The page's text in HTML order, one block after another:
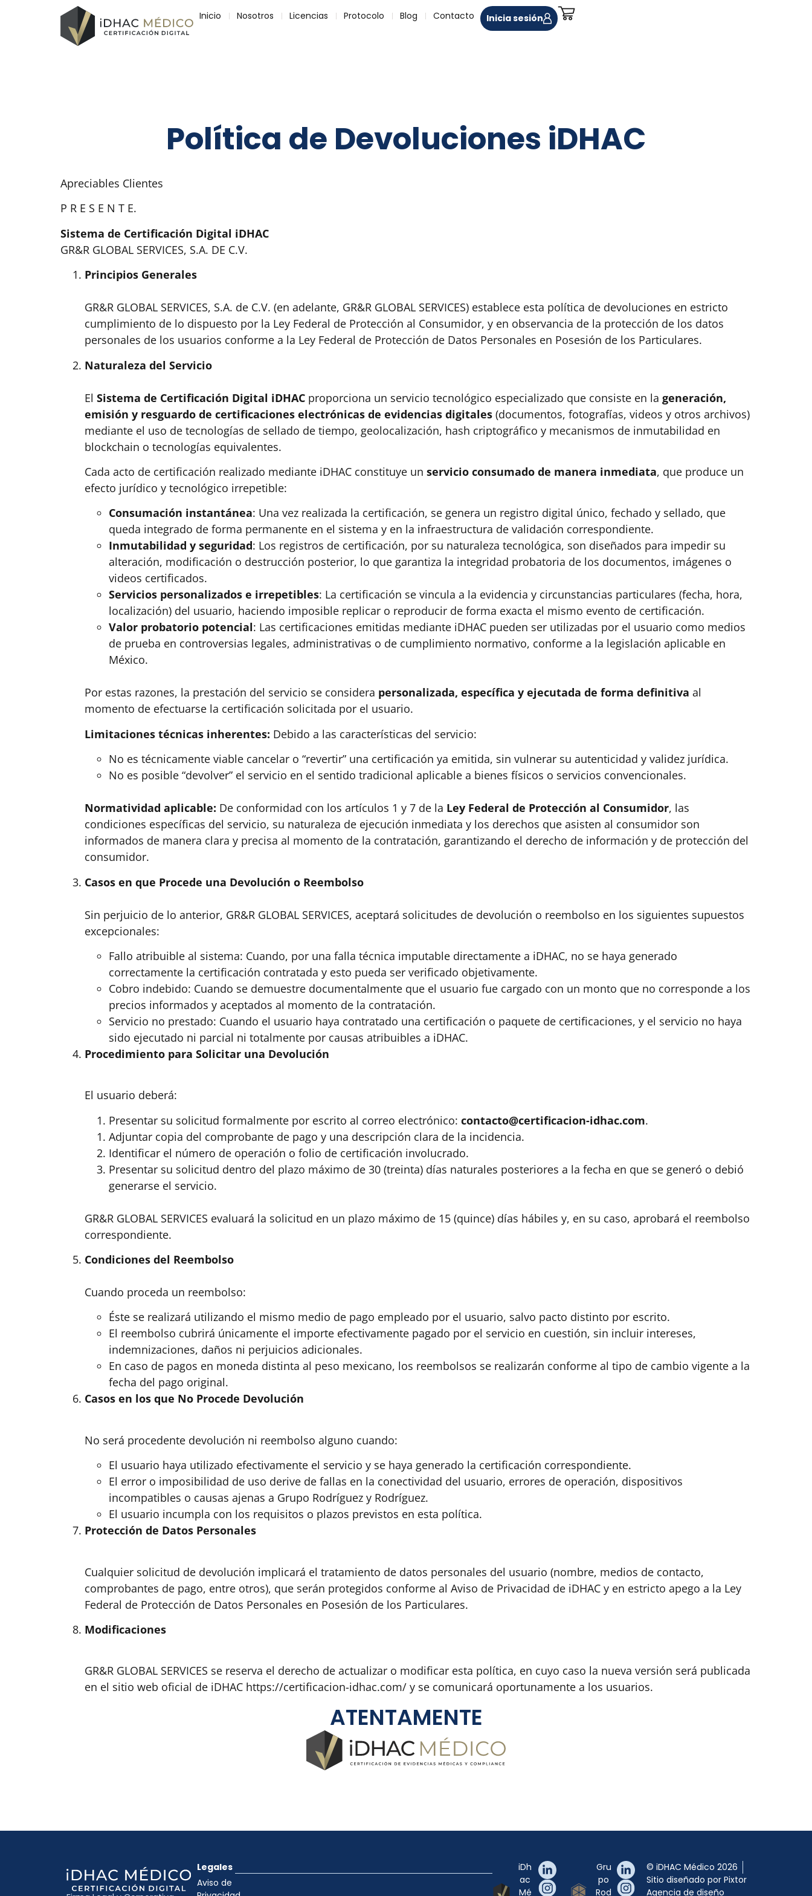
Inicio Nosotros Licencias Protocolo Blog Contacto Inicia sesión
Política de Devoluciones iDHAC
Apreciables Clientes
P R E S E N T E.
Sistema de Certificación Digital iDHAC
GR&R GLOBAL SERVICES, S.A. DE C.V.
Principios Generales
GR&R GLOBAL SERVICES, S.A. de C.V. (en adelante, GR&R GLOBAL SERVICES) establece esta política de devoluciones en estricto
cumplimiento de lo dispuesto por la Ley Federal de Protección al Consumidor​, y en observancia de la protección de los datos
personales de los usuarios conforme a la Ley Federal de Protección de Datos Personales en Posesión de los Particulares​.
Naturaleza del Servicio
El Sistema de Certificación Digital iDHAC proporciona un servicio tecnológico especializado que consiste en la generación,
emisión y resguardo de certificaciones electrónicas de evidencias digitales (documentos, fotografías, videos y otros archivos)
mediante el uso de tecnologías de sellado de tiempo, geolocalización, hash criptográfico y mecanismos de inmutabilidad en
blockchain o tecnologías equivalentes.
Cada acto de certificación realizado mediante iDHAC constituye un servicio consumado de manera inmediata, que produce un
efecto jurídico y tecnológico irrepetible:
Consumación instantánea: Una vez realizada la certificación, se genera un registro digital único, fechado y sellado, que
queda integrado de forma permanente en el sistema y en la infraestructura de validación correspondiente.
Inmutabilidad y seguridad: Los registros de certificación, por su naturaleza tecnológica, son diseñados para impedir su
alteración, modificación o destrucción posterior, lo que garantiza la integridad probatoria de los documentos, imágenes o
videos certificados.
Servicios personalizados e irrepetibles: La certificación se vincula a la evidencia y circunstancias particulares (fecha, hora,
localización) del usuario, haciendo imposible replicar o reproducir de forma exacta el mismo evento de certificación.
Valor probatorio potencial: Las certificaciones emitidas mediante iDHAC pueden ser utilizadas por el usuario como medios
de prueba en controversias legales, administrativas o de cumplimiento normativo, conforme a la legislación aplicable en
México.
Por estas razones, la prestación del servicio se considera personalizada, específica y ejecutada de forma definitiva al
momento de efectuarse la certificación solicitada por el usuario.
Limitaciones técnicas inherentes: Debido a las características del servicio:
No es técnicamente viable cancelar o “revertir” una certificación ya emitida, sin vulnerar su autenticidad y validez jurídica.
No es posible “devolver” el servicio en el sentido tradicional aplicable a bienes físicos o servicios convencionales.
Normatividad aplicable: De conformidad con los artículos 1 y 7 de la Ley Federal de Protección al Consumidor​, las
condiciones específicas del servicio, su naturaleza de ejecución inmediata y los derechos que asisten al consumidor son
informados de manera clara y precisa al momento de la contratación, garantizando el derecho de información y de protección del
consumidor.
Casos en que Procede una Devolución o Reembolso
Sin perjuicio de lo anterior, GR&R GLOBAL SERVICES, aceptará solicitudes de devolución o reembolso en los siguientes supuestos
excepcionales:
Fallo atribuible al sistema: Cuando, por una falla técnica imputable directamente a iDHAC, no se haya generado
correctamente la certificación contratada y esto pueda ser verificado objetivamente.
Cobro indebido: Cuando se demuestre documentalmente que el usuario fue cargado con un monto que no corresponde a los
precios informados y aceptados al momento de la contratación​.
Servicio no prestado: Cuando el usuario haya contratado una certificación o paquete de certificaciones, y el servicio no haya
sido ejecutado ni parcial ni totalmente por causas atribuibles a iDHAC.
Procedimiento para Solicitar una Devolución
El usuario deberá:
Presentar su solicitud formalmente por escrito al correo electrónico: contacto@certificacion-idhac.com.
Adjuntar copia del comprobante de pago y una descripción clara de la incidencia.
Identificar el número de operación o folio de certificación involucrado.
Presentar su solicitud dentro del plazo máximo de 30 (treinta) días naturales posteriores a la fecha en que se generó o debió
generarse el servicio.
GR&R GLOBAL SERVICES evaluará la solicitud en un plazo máximo de 15 (quince) días hábiles y, en su caso, aprobará el reembolso
correspondiente.
Condiciones del Reembolso
Cuando proceda un reembolso:
Éste se realizará utilizando el mismo medio de pago empleado por el usuario, salvo pacto distinto por escrito.
El reembolso cubrirá únicamente el importe efectivamente pagado por el servicio en cuestión, sin incluir intereses,
indemnizaciones, daños ni perjuicios adicionales.
En caso de pagos en moneda distinta al peso mexicano, los reembolsos se realizarán conforme al tipo de cambio vigente a la
fecha del pago original.
Casos en los que No Procede Devolución
No será procedente devolución ni reembolso alguno cuando:
El usuario haya utilizado efectivamente el servicio y se haya generado la certificación correspondiente.
El error o imposibilidad de uso derive de fallas en la conectividad del usuario, errores de operación, dispositivos
incompatibles o causas ajenas a Grupo Rodríguez y Rodríguez.
El usuario incumpla con los requisitos o plazos previstos en esta política.
Protección de Datos Personales
Cualquier solicitud de devolución implicará el tratamiento de datos personales del usuario (nombre, medios de contacto,
comprobantes de pago, entre otros), que serán protegidos conforme al Aviso de Privacidad de iDHAC y en estricto apego a la Ley
Federal de Protección de Datos Personales en Posesión de los Particulares.
Modificaciones
GR&R GLOBAL SERVICES se reserva el derecho de actualizar o modificar esta política, en cuyo caso la nueva versión será publicada
en el sitio web oficial de iDHAC https://certificacion-idhac.com/ y se comunicará oportunamente a los usuarios.
ATENTAMENTE
Legales
Aviso de
iDh
ac
Mé
Gru
po
Rod
© iDHAC Médico 2026
Sitio diseñado por Pixtor
Agencia de diseño